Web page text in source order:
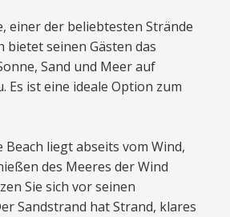
einer der beliebtesten Strände
bietet seinen Gästen das
Sand und Meer auf
Es ist eine ideale Option zum
Beach liegt abseits vom Wind,
des Meeres der Wind
Sie sich vor seinen
Sandstrand hat Strand, klares